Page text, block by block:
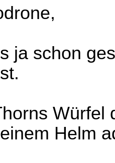
ja schon
Würfel
Helm